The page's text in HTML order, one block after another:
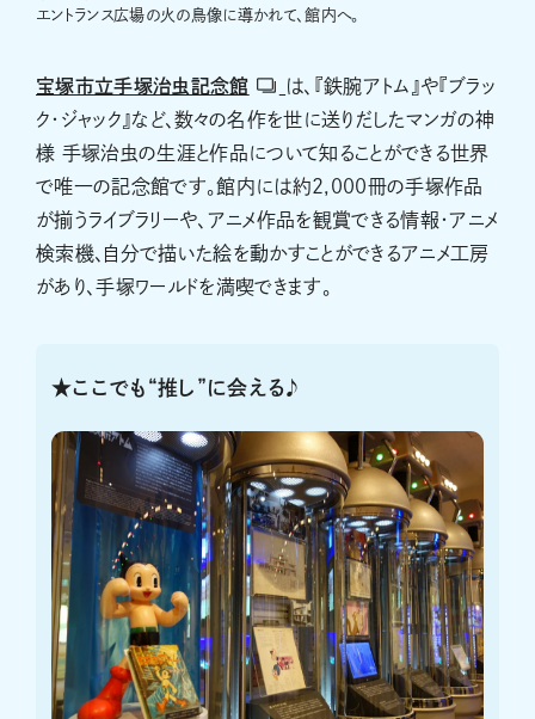
エントランス広場の火の鳥像に導かれて、館内へ。
宝塚市立手塚治虫記念館
は、『鉄腕アトム』や『ブラッ
ク・ジャック』など、数々の名作を世に送りだしたマンガの神
様 手塚治虫の生涯と作品について知ることができる世界
で唯一の記念館です。館内には約2,000冊の手塚作品
が揃うライブラリーや、アニメ作品を観賞できる情報・アニメ
検索機、自分で描いた絵を動かすことができるアニメ工房
があり、手塚ワールドを満喫できます。
★ここでも“推し”に会える♪